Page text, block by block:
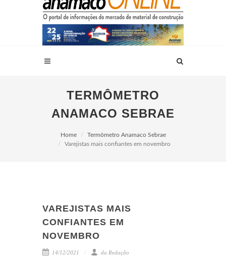
TERMÔMETRO
ANAMACO SEBRAE
Home
Termômetro Anamaco Sebrae
Varejistas mais confiantes em novembro
VAREJISTAS MAIS
CONFIANTES EM
NOVEMBRO
14/12/2021 da Redação